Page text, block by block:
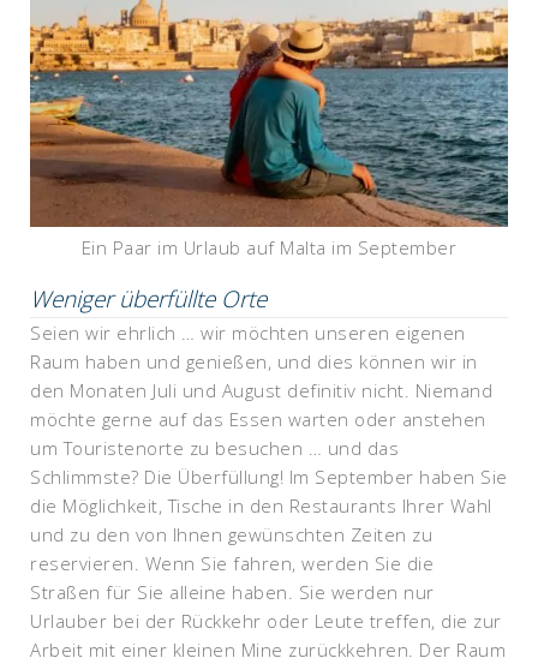
Ein Paar im Urlaub auf Malta im September
Weniger überfüllte Orte
Seien wir ehrlich … wir möchten unseren eigenen
Raum haben und genießen, und dies können wir in
den Monaten Juli und August definitiv nicht. Niemand
möchte gerne auf das Essen warten oder anstehen
um Touristenorte zu besuchen … und das
Schlimmste? Die Überfüllung! Im September haben Sie
die Möglichkeit, Tische in den Restaurants Ihrer Wahl
und zu den von Ihnen gewünschten Zeiten zu
reservieren. Wenn Sie fahren, werden Sie die
Straßen für Sie alleine haben. Sie werden nur
Urlauber bei der Rückkehr oder Leute treffen, die zur
Arbeit mit einer kleinen Mine zurückkehren. Der Raum